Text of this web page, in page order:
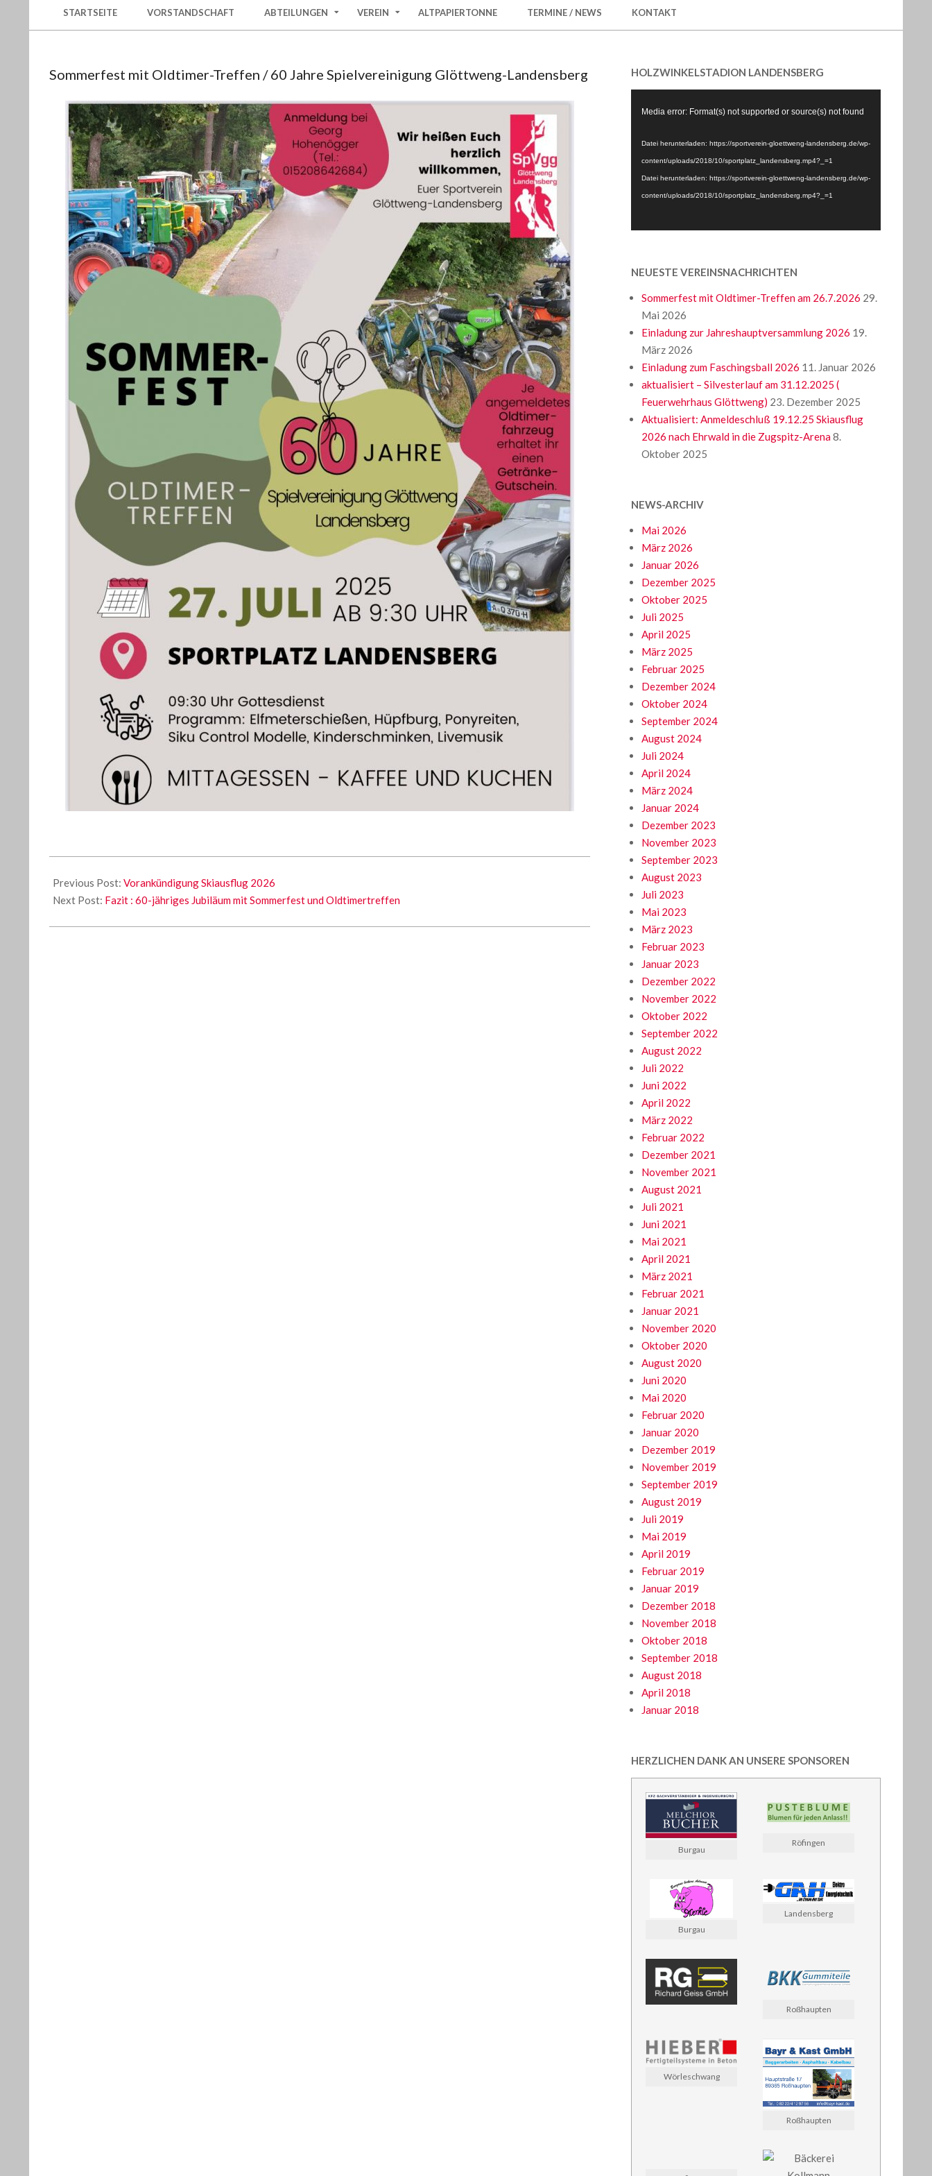
GLÖTTWENG-
LANDENSBERG
STARTSEITE VORSTANDSCHAFT ABTEILUNGEN VEREIN ALTPAPIERTONNE TERMINE / NEWS KONTAKT
Sommerfest mit Oldtimer-Treffen / 60 Jahre Spielvereinigung Glöttweng-Landensberg
04-
24
Previous Post: Vorankündigung Skiausflug 2026
Next Post: Fazit : 60-jähriges Jubiläum mit Sommerfest und Oldtimertreffen
HOLZWINKELSTADION LANDENSBERG
Player
Media error: Format(s) not supported or source(s) not found
Datei herunterladen: https://sportverein-gloettweng-landensberg.de/wp-
content/uploads/2018/10/sportplatz_landensberg.mp4?_=1
Datei herunterladen: https://sportverein-gloettweng-landensberg.de/wp-
content/uploads/2018/10/sportplatz_landensberg.mp4?_=1
NEUESTE VEREINSNACHRICHTEN
Sommerfest mit Oldtimer-Treffen am 26.7.2026 29.
Mai 2026
Einladung zur Jahreshauptversammlung 2026 19.
März 2026
Einladung zum Faschingsball 2026 11. Januar 2026
aktualisiert – Silvesterlauf am 31.12.2025 (
Feuerwehrhaus Glöttweng) 23. Dezember 2025
Aktualisiert: Anmeldeschluß 19.12.25 Skiausflug
2026 nach Ehrwald in die Zugspitz-Arena8.
Oktober 2025
NEWS-ARCHIV
Mai 2026
März 2026
Januar 2026
Dezember 2025
Oktober 2025
Juli 2025
April 2025
März 2025
Februar 2025
Dezember 2024
Oktober 2024
September 2024
August 2024
Juli 2024
April 2024
März 2024
Januar 2024
Dezember 2023
November 2023
September 2023
August 2023
Juli 2023
Mai 2023
März 2023
Februar 2023
Januar 2023
Dezember 2022
November 2022
Oktober 2022
September 2022
August 2022
Juli 2022
Juni 2022
April 2022
März 2022
Februar 2022
Dezember 2021
November 2021
August 2021
Juli 2021
Juni 2021
Mai 2021
April 2021
März 2021
Februar 2021
Januar 2021
November 2020
Oktober 2020
August 2020
Juni 2020
Mai 2020
Februar 2020
Januar 2020
Dezember 2019
November 2019
September 2019
August 2019
Juli 2019
Mai 2019
April 2019
Februar 2019
Januar 2019
Dezember 2018
November 2018
Oktober 2018
September 2018
August 2018
April 2018
Januar 2018
HERZLICHEN DANK AN UNSERE SPONSOREN
Burgau
Röfingen
Burgau
Landensberg
Roßhaupten
Wörleschwang
Roßhaupten